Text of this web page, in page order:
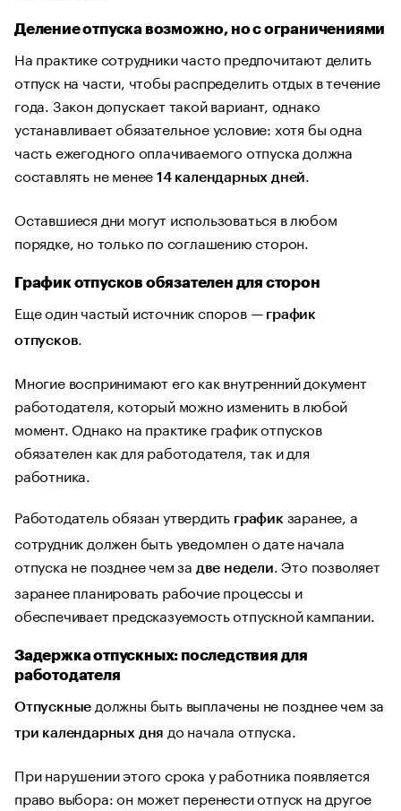
Деление отпуска возможно, но с ограничениями
На практике сотрудники часто предпочитают делить
отпуск на части, чтобы распределить отдых в течение
года. Закон допускает такой вариант, однако
устанавливает обязательное условие: хотя бы одна
часть ежегодного оплачиваемого отпуска должна
составлять не менее14 календарных дней.
Оставшиеся дни могут использоваться в любом
порядке, но только по соглашению сторон.
График отпусков обязателен для сторон
Еще один частый источник споров — график
отпусков.
Многие воспринимают его как внутренний документ
работодателя, который можно изменить в любой
момент. Однако на практике график отпусков
обязателен как для работодателя, так и для
работника.
Работодатель обязан утвердить график заранее, а
сотрудник должен быть уведомлен о дате начала
отпуска не позднее чем за две недели. Это позволяет
заранее планировать рабочие процессы и
обеспечивает предсказуемость отпускной кампании.
Задержка отпускных: последствия для
работодателя
Отпускные должны быть выплачены не позднее чем за
три календарных дня до начала отпуска.
При нарушении этого срока у работника появляется
право выбора: он может перенести отпуск на другое